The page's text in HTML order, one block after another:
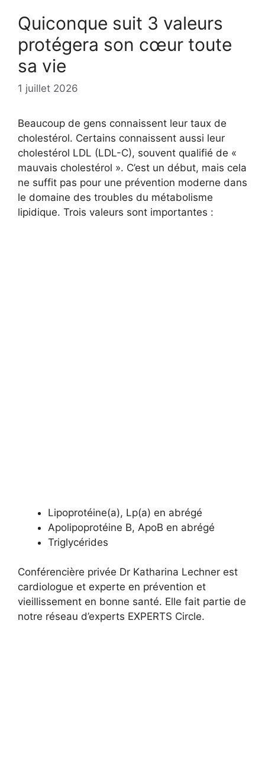
Quiconque suit 3 valeurs
protégera son cœur toute
sa vie
1 juillet 2026
Beaucoup de gens connaissent leur taux de
cholestérol. Certains connaissent aussi leur
cholestérol LDL (LDL-C), souvent qualifié de «
mauvais cholestérol ». C’est un début, mais cela
ne suffit pas pour une prévention moderne dans
le domaine des troubles du métabolisme
lipidique. Trois valeurs sont importantes :
Lipoprotéine(a), Lp(a) en abrégé
Apolipoprotéine B, ApoB en abrégé
Triglycérides
Conférencière privée Dr Katharina Lechner est
cardiologue et experte en prévention et
vieillissement en bonne santé. Elle fait partie de
notre réseau d’experts EXPERTS Circle.